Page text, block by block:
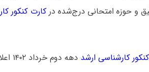
و حوزه امتحانی درج‌شده درکارت کنکور
کنکور کارشناسی ارشد دهه دوم خرداد ۱۴۰۲ اعلام خواهد شد.